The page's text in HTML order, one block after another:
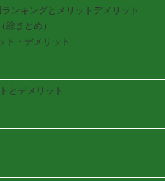
ンキングとメリットデメリット
総まとめ）
・デメリット
とデメリット